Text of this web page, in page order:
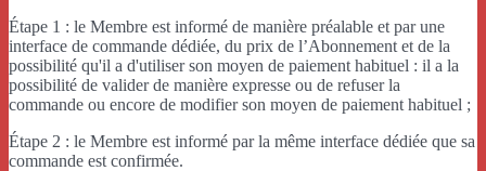
Étape 1 : le Membre est informé de manière préalable et par une
interface de commande dédiée, du prix de l’Abonnement et de la
possibilité qu'il a d'utiliser son moyen de paiement habituel : il a la
possibilité de valider de manière expresse ou de refuser la
commande ou encore de modifier son moyen de paiement habituel ;
Étape 2 : le Membre est informé par la même interface dédiée que sa
commande est confirmée.